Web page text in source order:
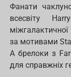
Фанати
всесвіту
за мотивами
А брелоки з
для справжніх